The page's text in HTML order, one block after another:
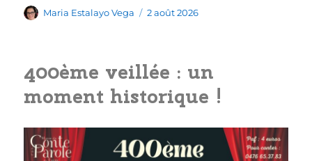
Auteur
Maria Estalayo Vega
Publié
2 août 2026
400ème veillée : un
moment historique !